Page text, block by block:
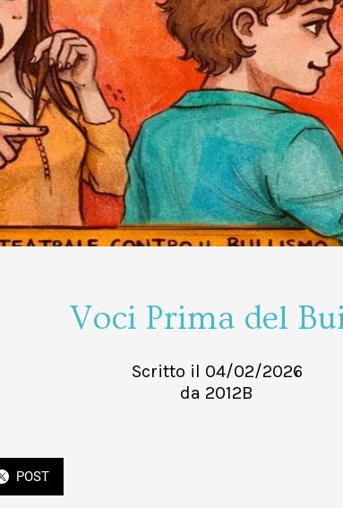
Voci Prima del
Scritto il 04/02/2026
da 2012B
POST